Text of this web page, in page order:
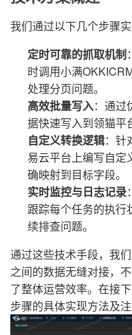
我们通过以下几个步骤
定时可靠的抓取机制
时调用小满
处理分页问题。
高效批量写入：通过
据快速写入到领猫平
自定义转换逻辑：针
易云平台上编写自定
确映射到目标字段。
实时监控与日志记录
跟踪每个任务的执行
续排查问题。
通过这些技术手段，我
之间的数据无缝对接，
了整体运营效率。在接
步骤的具体实现方法及注